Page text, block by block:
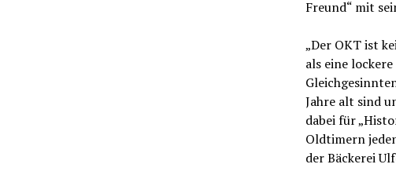
Freund“ mit
„Der OKT ist
als eine
Jahre alt sind
dabei für
Oldtimern
der Bäckerei